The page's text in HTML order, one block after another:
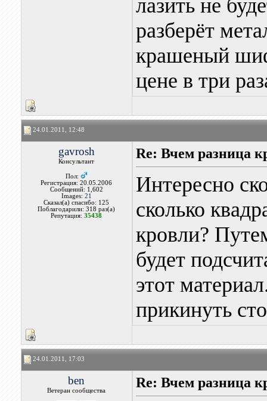
лазить не
разберёт
крашеный
цене в три
24.01.2011, 12:48
gavrosh
Консультант
Пол:
Регистрация: 20.05.2006
Сообщений: 1,602
Images: 21
Сказал(а) спасибо: 125
Поблагодарили: 318 раз(а)
Репутация:35438
Re: Вчем разница
Интересно
сколько
кровли?
будет
этот
прикинуть
24.01.2011, 17:03
ben
Ветеран сообщества
Re: Вчем разница